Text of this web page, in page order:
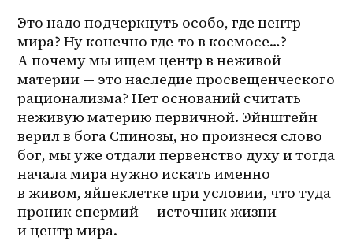
Это надо подчеркнуть особо, где центр
мира? Ну конечно где-то в космосе…?
А почему мы ищем центр в неживой
материи — это наследие просвещенческого
рационализма? Нет оснований считать
неживую материю первичной. Эйнштейн
верил в бога Спинозы, но произнеся слово
бог, мы уже отдали первенство духу и тогда
начала мира нужно искать именно
в живом, яйцеклетке при условии, что туда
проник спермий — источник жизни
и центр мира.